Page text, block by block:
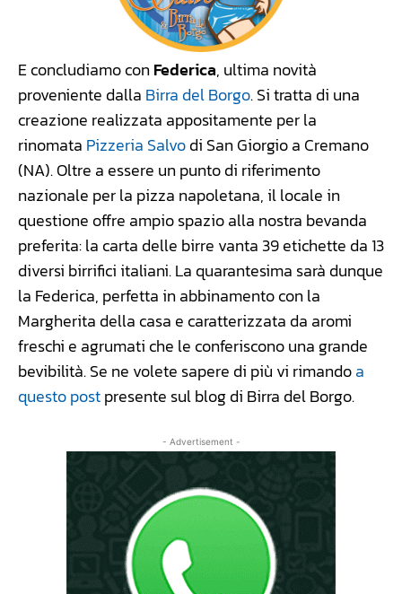
E concludiamo conFederica, ultima novità
proveniente dalla Birra del Borgo. Si tratta di una
creazione realizzata appositamente per la
rinomata Pizzeria Salvodi San Giorgio a Cremano
(NA). Oltre a essere un punto di riferimento
nazionale per la pizza napoletana, il locale in
questione offre ampio spazio alla nostra bevanda
preferita: la carta delle birre vanta 39 etichette da 13
diversi birrifici italiani. La quarantesima sarà dunque
la Federica, perfetta in abbinamento con la
Margherita della casa e caratterizzata da aromi
freschi e agrumati che le conferiscono una grande
bevibilità. Se ne volete sapere di più vi rimandoa
questo postpresente sul blog di Birra del Borgo.
- Advertisement -